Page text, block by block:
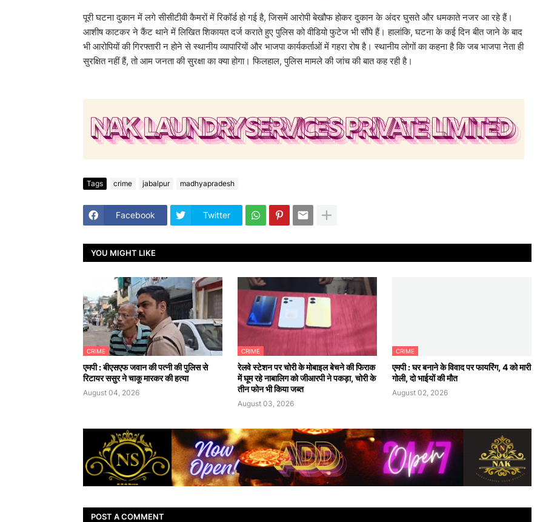
पूरी घटना दुकान में लगे सीसीटीवी कैमरों में रिकॉर्ड हो गई है, जिसमें आरोपी बेखौफ होकर दुकान के अंदर घुसते और धमकाते नजर आ रहे हैं।
आशीष काटकर ने कैंट थाने में लिखित शिकायत दर्ज कराते हुए पुलिस को वीडियो फुटेज भी सौंपे हैं। हालांकि, घटना के कई दिन बीत जाने के बाद
भी आरोपियों की गिरफ्तारी न होने से स्थानीय व्यापारियों और भाजपा कार्यकर्ताओं में गहरा रोष है। स्थानीय लोगों का कहना है कि जब भाजपा नेता ही
सुरक्षित नहीं हैं, तो आम जनता की सुरक्षा का क्या होगा। फिलहाल, पुलिस मामले की जांच की बात कह रही है।
Tags crime jabalpur madhyapradesh
Facebook Twitter
YOU MIGHT LIKE
CRIME
एमपी : बीएसएफ जवान की पत्नी की पुलिस से
रिटायर ससुर ने चाकू मारकर की हत्या
August 04, 2026
CRIME
रेलवे स्टेशन पर चोरी के मोबाइल बेचने की फिराक
में घूम रहे नाबालिग को जीआरपी ने पकड़ा, चोरी के
तीन फोन भी किया जब्त
August 03, 2026
CRIME
एमपी : घर बनाने के विवाद पर फायरिंग, 4 को मारी
गोली, दो भाईयों की मौत
August 02, 2026
POST A COMMENT